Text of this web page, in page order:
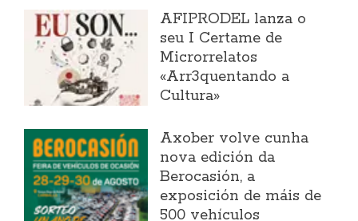
AFIPRODEL lanza o
seu I Certame de
Microrrelatos
«Arr3quentando a
Cultura»
Axober volve cunha
nova edición da
Berocasión, a
exposición de máis de
500 vehículos